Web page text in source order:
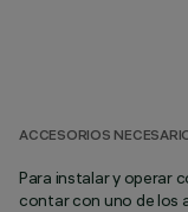
ACCESORIOS
Para instalar y operar
contar con uno de los